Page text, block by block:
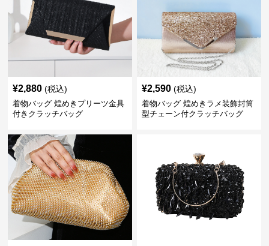
¥2,880 (税込)
着物バッグ 煌めきプリーツ金具
付きクラッチバッグ
¥2,590 (税込)
着物バッグ 煌めきラメ装飾封筒
型チェーン付クラッチバッグ